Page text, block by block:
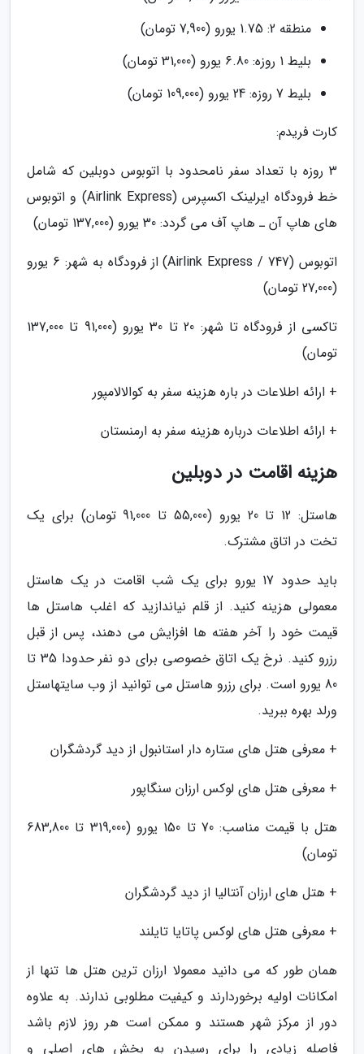
منطقه 2: 1.75 یورو (7,900 تومان)
بلیط 1 روزه: 6.80 یورو (31,000 تومان)
بلیط 7 روزه: 24 یورو (109,000 تومان)
کارت فریدم:
3 روزه با تعداد سفر نامحدود با اتوبوس دوبلین که شامل
خط فرودگاه ایرلینک اکسپرس (Airlink Express) و اتوبوس
های هاپ آن ـ هاپ آف می گردد: 30 یورو (137,000 تومان)
اتوبوس (Airlink Express / 747) از فرودگاه به شهر: 6 یورو
(27,000 تومان)
تاکسی از فرودگاه تا شهر: 20 تا 30 یورو (91,000 تا 137,000
تومان)
+ ارائه اطلاعات در باره هزینه سفر به کوالالامپور
+ ارائه اطلاعات درباره هزینه سفر به ارمنستان
هزینه اقامت در دوبلین
هاستل: 12 تا 20 یورو (55,000 تا 91,000 تومان) برای یک
تخت در اتاق مشترک.
باید حدود 17 یورو برای یک شب اقامت در یک هاستل
معمولی هزینه کنید. از قلم نیاندازید که اغلب هاستل ها
قیمت خود را آخر هفته ها افزایش می دهند، پس از قبل
رزرو کنید. نرخ یک اتاق خصوصی برای دو نفر حدودا 35 تا
80 یورو است. برای رزرو هاستل می توانید از وب سایتهاستل
ورلد بهره ببرید.
+ معرفی هتل های ستاره دار استانبول از دید گردشگران
+ معرفی هتل های لوکس ارزان سنگاپور
هتل با قیمت مناسب: 70 تا 150 یورو (319,000 تا 683,800
تومان)
+ هتل های ارزان آنتالیا از دید گردشگران
+ معرفی هتل های لوکس پاتایا تایلند
همان طور که می دانید معمولا ارزان ترین هتل ها تنها از
امکانات اولیه برخوردارند و کیفیت مطلوبی ندارند. به علاوه
دور از مرکز شهر هستند و ممکن است هر روز لازم باشد
فاصله زیادی را برای رسیدن به بخش های اصلی و